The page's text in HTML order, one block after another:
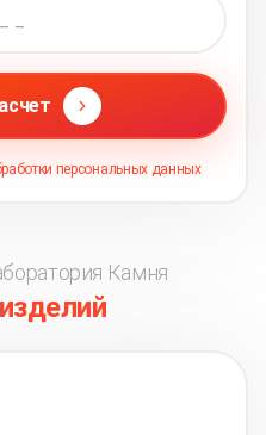
персональных данных
Камня
изделий